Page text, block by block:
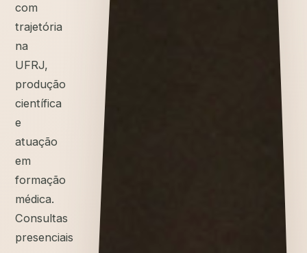
com
trajetória
na
UFRJ,
produção
científica
e
atuação
em
formação
médica.
Consultas
presenciais